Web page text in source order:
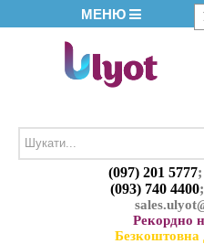
МЕНЮ
(097) 201 5777
(093) 740 4400
Рекордно
Безкоштовна